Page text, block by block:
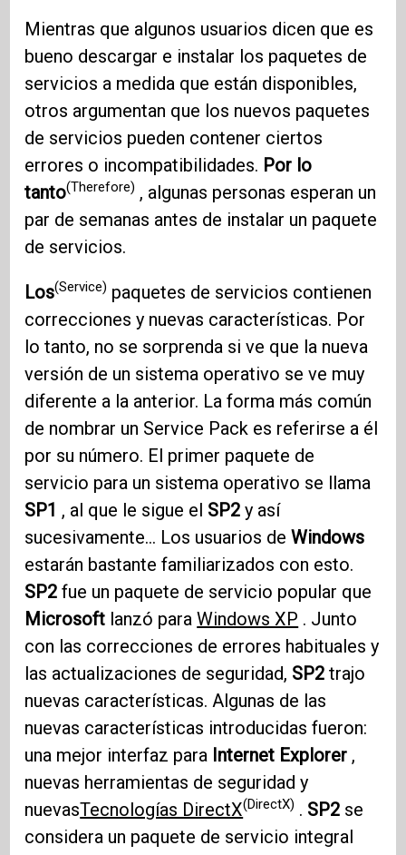
Mientras que algunos usuarios dicen que es
bueno descargar e instalar los paquetes de
servicios a medida que están disponibles,
otros argumentan que los nuevos paquetes
de servicios pueden contener ciertos
errores o incompatibilidades. Por lo
tanto(Therefore) , algunas personas esperan un
par de semanas antes de instalar un paquete
de servicios.
Los(Service) paquetes de servicios contienen
correcciones y nuevas características. Por
lo tanto, no se sorprenda si ve que la nueva
versión de un sistema operativo se ve muy
diferente a la anterior. La forma más común
de nombrar un Service Pack es referirse a él
por su número. El primer paquete de
servicio para un sistema operativo se llama
SP1 , al que le sigue el SP2 y así
sucesivamente... Los usuarios deWindows
estarán bastante familiarizados con esto.
SP2 fue un paquete de servicio popular que
Microsoft lanzó paraWindows XP . Junto
con las correcciones de errores habituales y
las actualizaciones de seguridad, SP2 trajo
nuevas características. Algunas de las
nuevas características introducidas fueron:
una mejor interfaz para Internet Explorer ,
nuevas herramientas de seguridad y
nuevasTecnologías DirectX(DirectX) . SP2 se
considera un paquete de servicio integral